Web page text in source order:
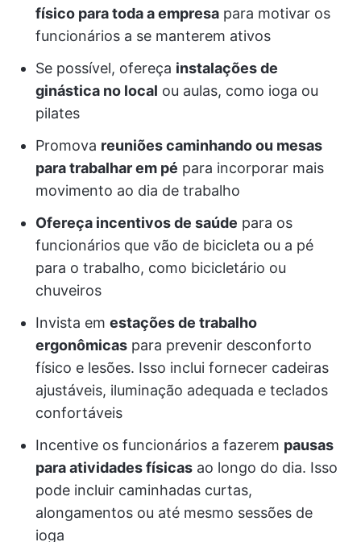
físico para toda a empresa para motivar os
funcionários a se manterem ativos
Se possível, ofereça instalações de
ginástica no local ou aulas, como ioga ou
pilates
Promova reuniões caminhando ou mesas
para trabalhar em pé para incorporar mais
movimento ao dia de trabalho
Ofereça incentivos de saúde para os
funcionários que vão de bicicleta ou a pé
para o trabalho, como bicicletário ou
chuveiros
Invista em estações de trabalho
ergonômicas para prevenir desconforto
físico e lesões. Isso inclui fornecer cadeiras
ajustáveis, iluminação adequada e teclados
confortáveis
Incentive os funcionários a fazerem pausas
para atividades físicas ao longo do dia. Isso
pode incluir caminhadas curtas,
alongamentos ou até mesmo sessões de
ioga